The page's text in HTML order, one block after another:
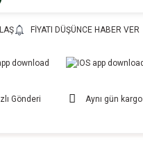
FIYATI DÜŞÜNCE HABER VER
Gönderi Aynı gün kargo